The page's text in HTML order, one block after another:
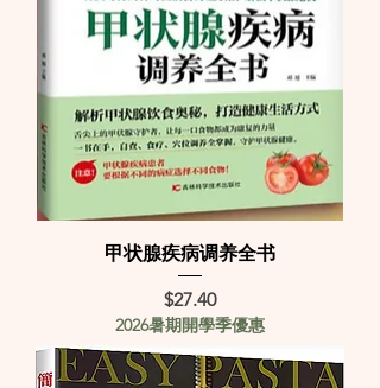
甲状腺疾病调养全书
Price
$27.40
2026暑期開學季優惠